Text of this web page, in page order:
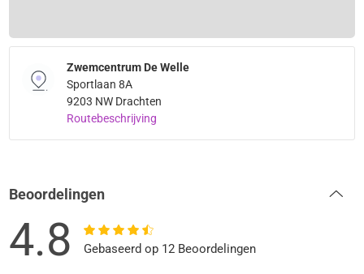
Zwemcentrum De Welle
Sportlaan 8A
9203 NW Drachten
Routebeschrijving
Beoordelingen
4.8 Gebaseerd op 12 Beoordelingen